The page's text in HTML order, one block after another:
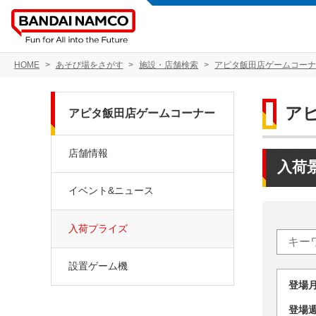
HOME あそび場をさがす 施設・店舗検索 アピタ飯田店ゲームコー
ア
入荷
登
登
アピタ飯田店ゲームコーナー
店舗情報
イベント&ニュース
入荷プライズ
設置ゲーム機